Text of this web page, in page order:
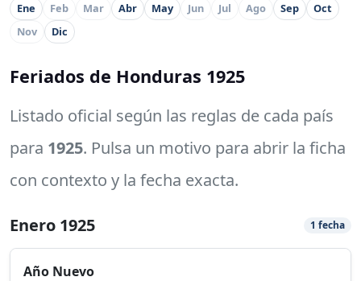
Ene Feb Mar Abr May Jun Jul Ago Sep
Oct
Nov
Dic
Feriados de Honduras 1925
Listado oficial según las reglas de cada país
para 1925. Pulsa un motivo para abrir la ficha
con contexto y la fecha exacta.
Enero 1925 1 fecha
Año Nuevo